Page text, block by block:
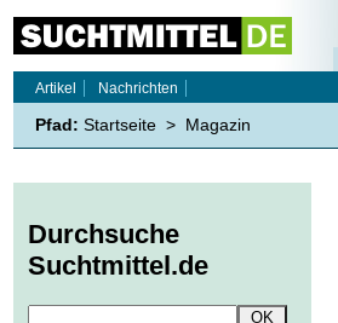
Artikel
Nachrichten
Pfad: Startseite > Magazin
Durchsuche
Suchtmittel.de